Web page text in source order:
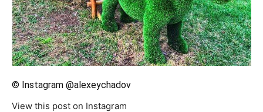
© Instagram @alexeychadov
View this post on Instagram